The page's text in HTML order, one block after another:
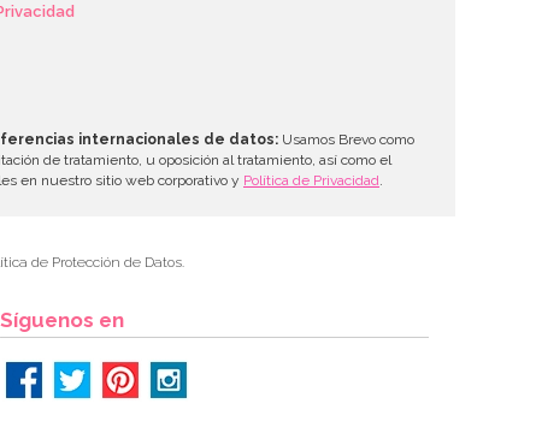
internacionales de datos: Usamos Brevo como
de tratamiento, u oposición al tratamiento, así como el
en nuestro sitio web corporativo y Política de Privacidad
de Protección de Datos.
Síguenos en